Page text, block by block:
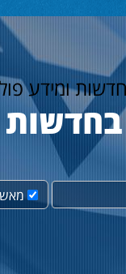
ומידע